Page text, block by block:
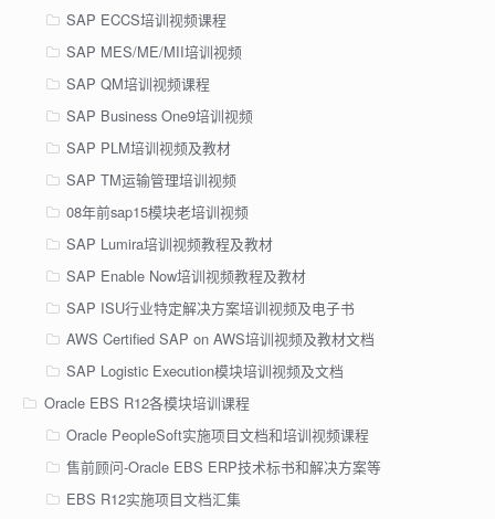
SAP ECCS培训视频课程
SAP MES/ME/MII培训视频
SAP QM培训视频课程
SAP Business One9培训视频
SAP PLM培训视频及教材
SAP TM运输管理培训视频
08年前sap15模块老培训视频
SAP Lumira培训视频教程及教材
SAP Enable Now培训视频教程及教材
SAP ISU行业特定解决方案培训视频及电子书
AWS Certified SAP on AWS培训视频及教材文档
SAP Logistic Execution模块培训视频及文档
Oracle EBS R12各模块培训课程
Oracle PeopleSoft实施项目文档和培训视频课程
售前顾问-Oracle EBS ERP技术标书和解决方案等
EBS R12实施项目文档汇集